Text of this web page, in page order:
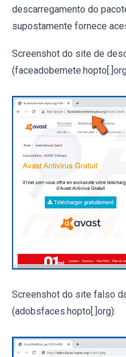
descarregamento do
supostamente fornece
Screenshot do site de
Screenshot do site falso
(adobsfaces.hopto[.]org):